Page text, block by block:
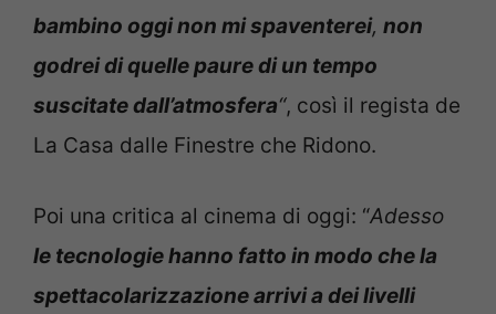
bambino oggi non mi spaventerei, non
godrei di quelle paure di un tempo
suscitate dall’atmosfera“, così il regista de
La Casa dalle Finestre che Ridono.
Poi una critica al cinema di oggi: “Adesso
le tecnologie hanno fatto in modo che la
spettacolarizzazione arrivi a dei livelli